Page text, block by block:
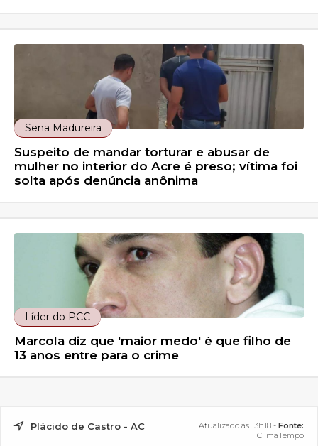
Sena Madureira
Suspeito de mandar torturar e abusar de
mulher no interior do Acre é preso; vítima foi
solta após denúncia anônima
Líder do PCC
Marcola diz que 'maior medo' é que filho de
13 anos entre para o crime
Plácido de Castro - AC Atualizado às 13h18 - Fonte:
ClimaTempo